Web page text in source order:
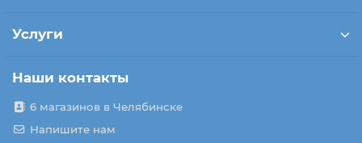
Услуги
Наши контакты
6 магазинов в Челябинске
Напишите нам